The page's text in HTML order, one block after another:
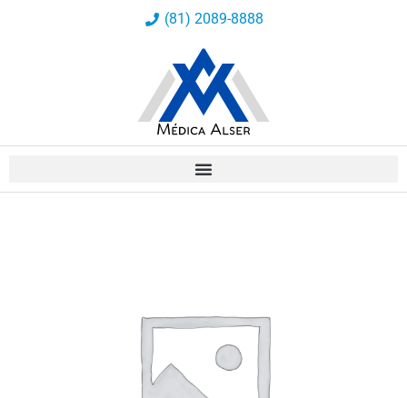
(81) 2089-8888